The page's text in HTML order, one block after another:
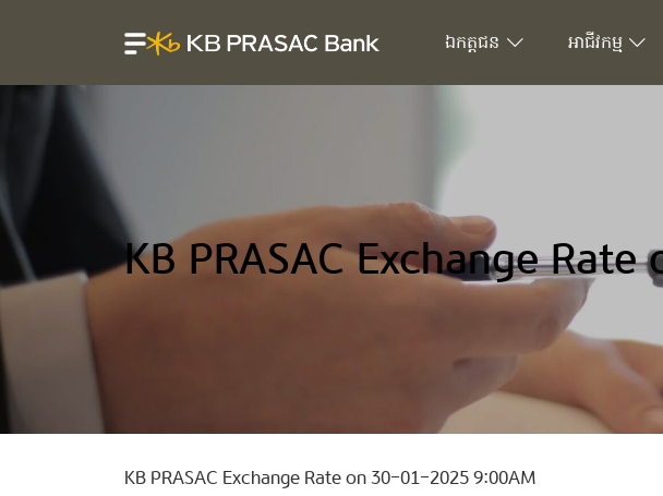
ឯកត្តជន អាជីវកម្ម
KB PRASAC Exchange
KB PRASAC Exchange Rate on 30-01-2025 9:00AM